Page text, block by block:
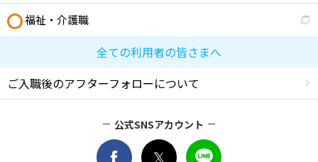
福祉・介護職
全ての利用者の皆さまへ
ご入職後のアフターフォローについて
公式SNSアカウント